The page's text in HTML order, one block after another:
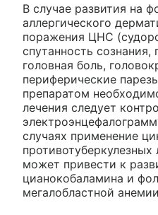
В случае развития на
аллергического
поражения ЦНС
спутанность сознания,
головная боль,
периферические
препаратом
лечения следует
случаях применение
может привести к
цианокобаламина и
мегалобластной